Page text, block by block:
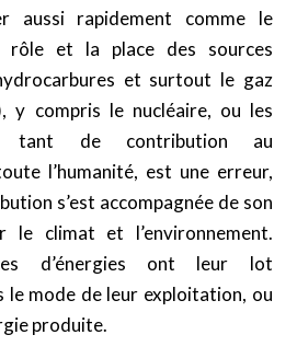
aussi rapidement comme le
rôle et la place des sources
et surtout le gaz
y compris le nucléaire, ou les
tant de contribution au
l’humanité, est une erreur,
s’est accompagnée de son
le climat et l’environnement.
d’énergies ont leur lot
le mode de leur exploitation, ou
produite.